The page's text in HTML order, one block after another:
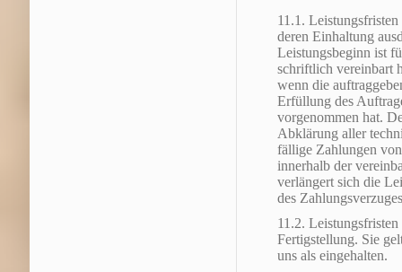
11.1.
deren Einhaltung
Leistungsbeginn ist
schriftlich vereinbart
wenn die
Erfüllung des
vorgenommen hat.
Abklärung aller
fällige Zahlungen
innerhalb der
verlängert sich die
des
11.2.
Fertigstellung. Sie
uns als eingehalten.